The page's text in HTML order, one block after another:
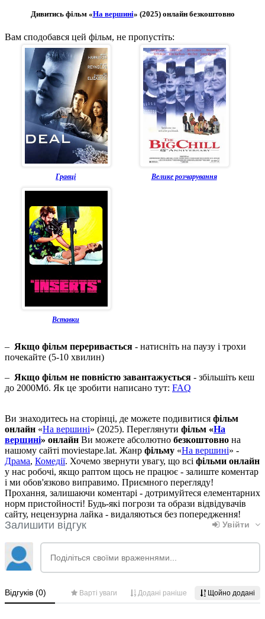
Дивитись фільм «На вершині» (2025) онлайн безкоштовно
Вам сподобався цей фільм, не пропустіть:
Гравці Велике розчарування
Вставки
– Якщо фільм переривається - натисніть на паузу і трохи
почекайте (5-10 хвилин)
– Якщо фільм не повністю завантажується - збільшіть кеш
до 2000Мб. Як це зробити написано тут: FAQ
Ви знаходитесь на сторінці, де можете подивитися фільм
онлайн «На вершині» (2025). Переглянути фільм «На
вершині» онлайн Ви можете абсолютно безкоштовно на
нашому сайті moviestape.lat. Жанр фільму «На вершині» -
Драма, Комедії. Хочемо звернути увагу, що всі фільми онлайн
у нас робочі, якщо раптом щось не працює - залиште коментар
і ми обов'язково виправимо. Приємного перегляду!
Прохання, залишаючи коментарі - дотримуйтеся елементарних
норм пристойності! Будь-які погрози та образи відвідувачів
сайту, нецензурна лайка - видаляються без попередження!